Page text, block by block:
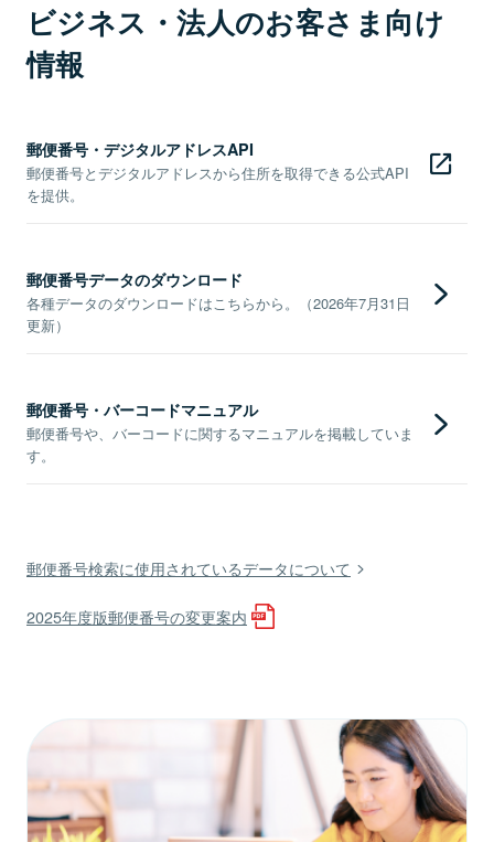
ビジネス・法人のお客さま向け
情報
郵便番号・デジタルアドレスAPI
郵便番号とデジタルアドレスから住所を取得できる公式API
を提供。
郵便番号データのダウンロード
各種データのダウンロードはこちらから。（2026年7月31日
更新）
郵便番号・バーコードマニュアル
郵便番号や、バーコードに関するマニュアルを掲載していま
す。
郵便番号検索に使用されているデータについて
2025年度版郵便番号の変更案内